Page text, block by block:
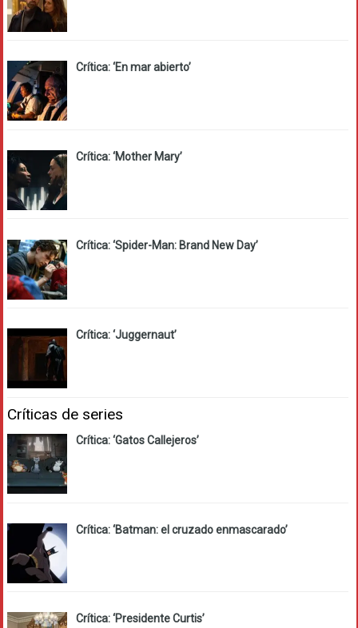
Crítica: ‘En mar abierto’
Crítica: ‘Mother Mary’
Crítica: ‘Spider-Man: Brand New Day’
Crítica: ‘Juggernaut’
Críticas de series
Crítica: ‘Gatos Callejeros’
Crítica: ‘Batman: el cruzado enmascarado’
Crítica: ‘Presidente Curtis’